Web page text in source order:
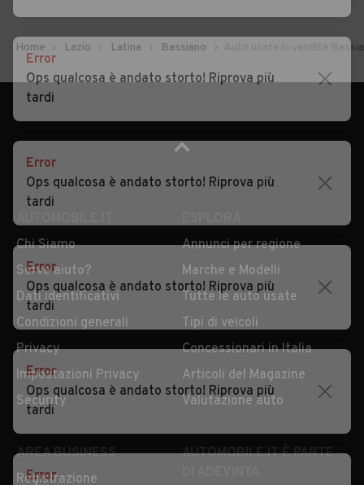
Home Lazio Latina Bassiano Auto usate in vendita
AUTOMOBILE.IT
Serve aiuto?
Dati identificativi
Condizioni generali
Privacy
Impostazioni Privacy
Security
ESPLORA
Marche e Modelli
Tutte le auto usate
Tipi di veicoli
Concessionari in Italia
Articoli del Magazine
Valutazione auto
Registrazione
concessionario
Error
Ops qualcosa è andato storto! Riprova più
tardi
Error
Ops qualcosa è andato storto! Riprova più
tardi
Error
Ops qualcosa è andato storto! Riprova più
tardi
Error
Ops qualcosa è andato storto! Riprova più
tardi
Error